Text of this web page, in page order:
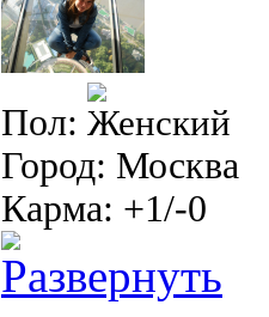
Пол:
Город: Москва
Карма: +1/-0